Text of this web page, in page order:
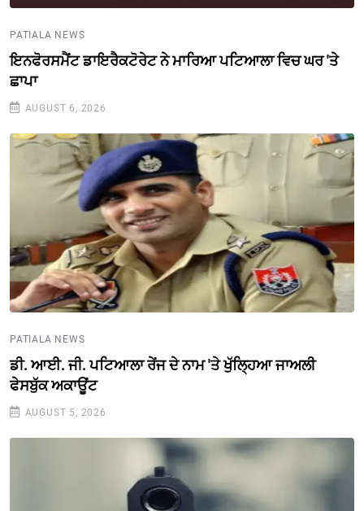
PATIALA NEWS
ਇਨਫੋਰਸਮੈਂਟ ਡਾਇਰੈਕਟੋਰੇਟ ਨੇ ਮਾਰਿਆ ਪਟਿਆਲਾ ਵਿਚ ਘਰ 'ਤੇ
ਛਾਪਾ
AUGUST 6, 2026
PATIALA NEWS
ਡੀ. ਆਈ. ਜੀ. ਪਟਿਆਲਾ ਰੇਂਜ ਦੇ ਨਾਮ 'ਤੇ ਖੁੱਲ੍ਹਿਆ ਜਾਅਲੀ
ਫੇਸਬੁੱਕ ਅਕਾਊਂਟ
AUGUST 5, 2026